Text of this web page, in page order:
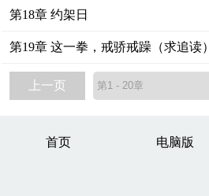
第18章 约架日
第19章 这一拳，戒骄戒躁（求追读）
上一页
首页 电脑版